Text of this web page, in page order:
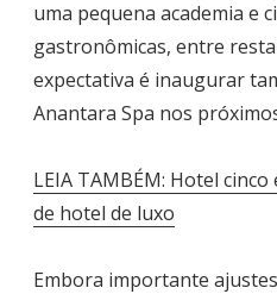
uma pequena academia e
gastronômicas, entre
expectativa é inaugurar
Anantara Spa nos
LEIA TAMBÉM: Hotel
de hotel de luxo
Embora importante